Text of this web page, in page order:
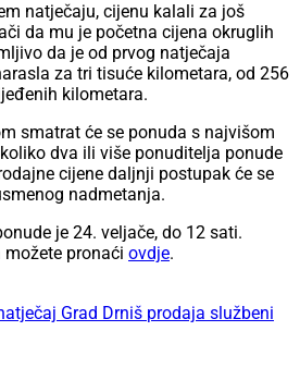
natječaju, cijenu kalali za još
da mu je početna cijena okruglih
da je od prvog natječaja
za tri tisuće kilometara, od 256
kilometara.
smatrat će se ponuda s najvišom
dva ili više ponuditelja ponude
cijene daljnji postupak će se
nadmetanja.
je 24. veljače, do 12 sati.
pronaći ovdje.
Grad Drniš prodaja službeni